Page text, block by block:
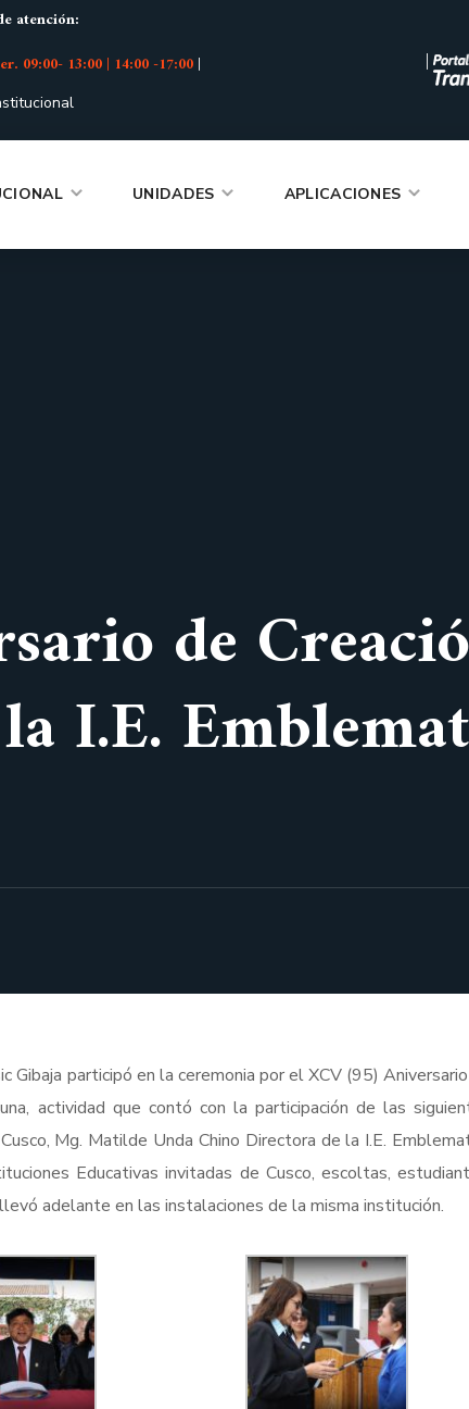
atención:
09:00- 13:00 | 14:00 -17:00| |
UNIDADES APLICACIONES
de
I.E.
Gibaja participó en la ceremonia por el XCV (95)
actividad que contó con la participación de las
Mg. Matilde Unda Chino Directora de la I.E.
Educativas invitadas de Cusco, escoltas,
adelante en las instalaciones de la misma institución.